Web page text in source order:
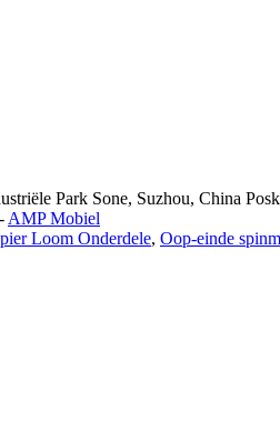
Park Sone, Suzhou, China
- AMP Mobiel
Loom Onderdele, Oop-einde